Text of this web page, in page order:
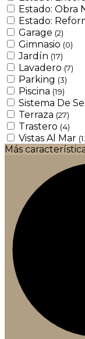
Estado: Obra
Estado:
Garage (2)
Gimnasio (0)
Jardín (17)
Lavadero (7)
Parking (3)
Piscina (19)
Sistema De
Terraza (27)
Trastero (4)
Vistas Al Mar
Más